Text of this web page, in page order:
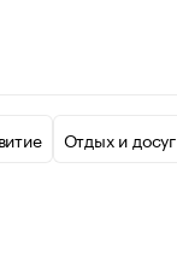
Отдых и досуг